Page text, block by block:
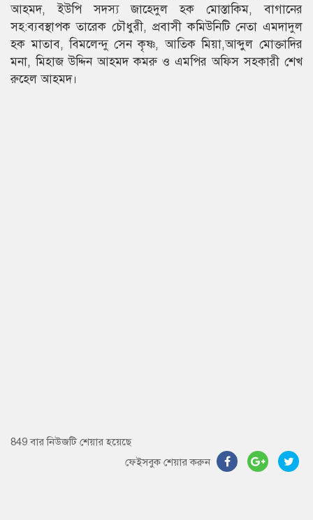
আহমদ, ইউপি সদস্য জাহেদুল হক মোস্তাকিম, বাগানের
সহ:ব্যবস্থাপক তারেক চৌধুরী, প্রবাসী কমিউনিটি নেতা এমদাদুল
হক মাতাব, বিমলেন্দু সেন কৃষ্ণ, আতিক মিয়া,আব্দুল মোক্তাদির
মনা, মিহাজ উদ্দিন আহমদ কমরু ও এমপির অফিস সহকারী শেখ
রুহেল আহমদ।
849 বার নিউজটি শেয়ার হয়েছে
ফেইসবুক শেয়ার করুন